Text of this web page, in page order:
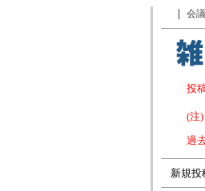
｜ 会
投
(注)
過
新規投